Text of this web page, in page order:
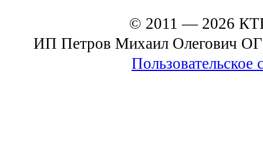
© 2011 — 2026
ИП Петров Михаил Олегович
Пользовательское